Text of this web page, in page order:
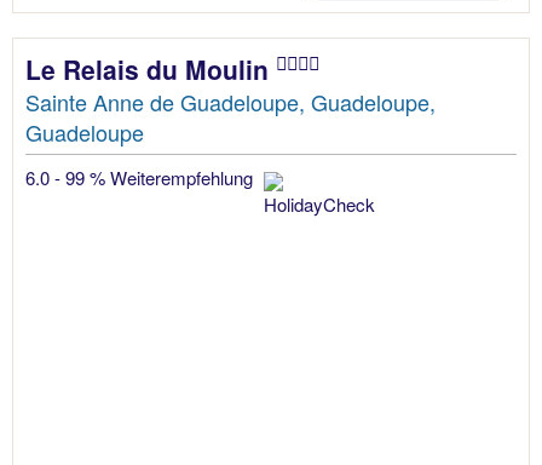
Le Relais du Moulin
Sainte Anne de Guadeloupe, Guadeloupe,
Guadeloupe
6.0 - 99 % Weiterempfehlung